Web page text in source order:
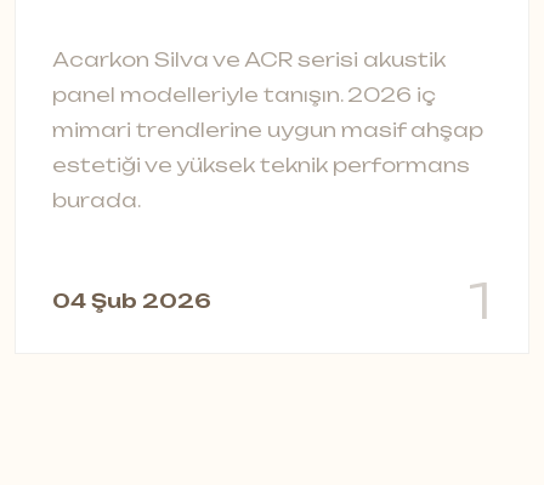
Acarkon Silva ve ACR serisi akustik
panel modelleriyle tanışın. 2026 iç
mimari trendlerine uygun masif ahşap
estetiği ve yüksek teknik performans
burada.
04 Şub 2026 1